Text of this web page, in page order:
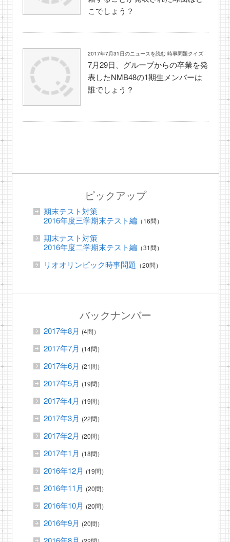
こでしょう？
2017年7月31日のニュースを読む 時事問題クイズ
7月29日、グループからの卒業を発
表したNMB48の1期生メンバーは
誰でしょう？
ピックアップ
期末テスト対策
2016年度三学期末テスト編（16問）
期末テスト対策
2016年度二学期末テスト編（31問）
リオオリンピック時事問題 （20問）
バックナンバー
2017年8月 (4問）
2017年7月 (14問）
2017年6月 (21問）
2017年5月 (19問）
2017年4月 (19問）
2017年3月 (22問）
2017年2月 (20問）
2017年1月 (18問）
2016年12月 (19問）
2016年11月 (20問）
2016年10月 (20問）
2016年9月 (20問）